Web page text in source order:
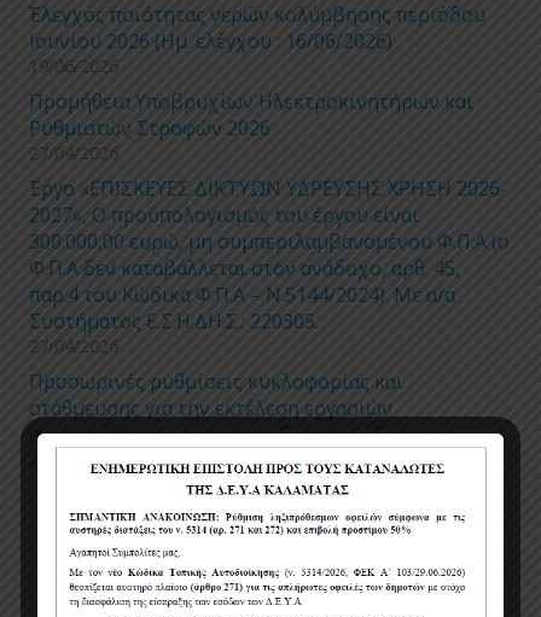
Έλεγχος ποιότητας νερών κολύμβησης περιόδου
Ιουνίου 2026 (Ημ. ελέγχου : 16/06/2026)
19/06/2026
Προμήθεια Υποβρυχίων Ηλεκτροκινητήρων και
Ρυθμιστών Στροφών 2026
27/04/2026
Έργο «ΕΠΙΣΚΕΥΕΣ ΔΙΚΤΥΩΝ ΥΔΡΕΥΣΗΣ ΧΡΗΣΗ 2026-
2027», Ο προϋπολογισμός του έργου είναι
300.000,00 ευρώ, μη συμπεριλαμβανομένου Φ.Π.Α (ο
Φ.Π.Α δεν καταβάλλεται στον ανάδοχο, αρθ. 45,
παρ.4 του Κώδικα Φ.Π.Α – Ν.5144/2024). Με α/α
Συστήματος Ε.Σ.Η.ΔΗ.Σ.: 220305.
27/04/2026
Προσωρινές ρυθμίσεις κυκλοφορίας και
στάθμευσης για την εκτέλεση εργασιών
αντικατάστασης τμημάτων δικτύου ύδρευσης
24/04/2026